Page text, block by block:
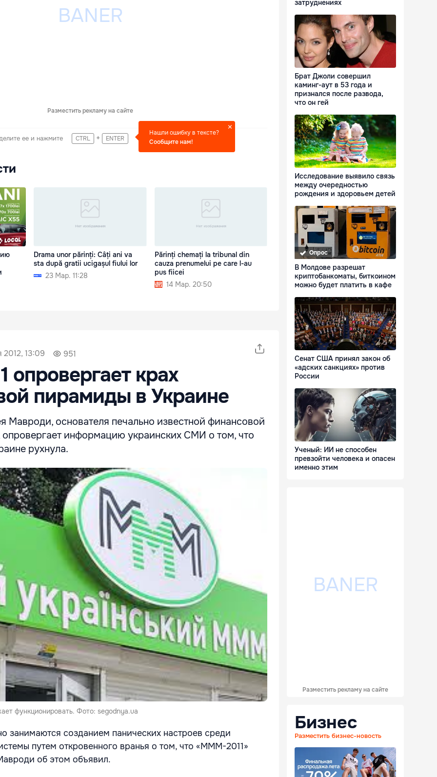
Разместить рекламу на сайте
ее и нажмите CTRL + ENTER
Нашли ошибку в тексте?
Сообщите нам!
Drama unor părinți: Câți ani va
sta după gratii ucigașul fiului lor
23 Мар. 11:28
Părinți chemați la tribunal din
cauza prenumelui pe care l-au
pus fiicei
14 Мар. 20:50
2012, 13:09 951
крах
пирамиды в Украине
Мавроди, основателя печально известной финансовой
информацию украинских СМИ о том, что
рухнула.
функционировать. Фото: segodnya.ua
занимаются созданием панических настроев среди
путем откровенного вранья о том, что «МММ-2011»
об этом объявил.
затруднениях
Брат Джоли совершил
каминг-аут в 53 года и
признался после развода,
что он гей
Исследование выявило связь
между очередностью
рождения и здоровьем детей
Опрос
В Молдове разрешат
криптобанкоматы, биткоином
можно будет платить в кафе
Сенат США принял закон об
«адских санкциях» против
России
Ученый: ИИ не способен
превзойти человека и опасен
именно этим
Разместить рекламу на сайте
Бизнес
Разместить бизнес-новость